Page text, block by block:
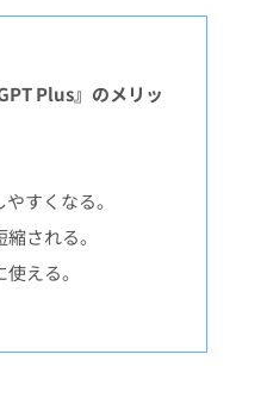
Plus』のメリッ
すくなる。
される。
える。